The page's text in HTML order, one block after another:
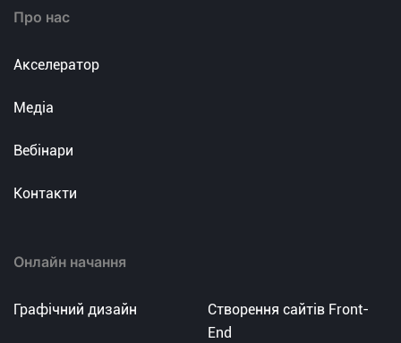
Про нас
Акселератор
Медіа
Вебінари
Контакти
Онлайн начання
Графічний дизайн
Створення сайтів Front-
End